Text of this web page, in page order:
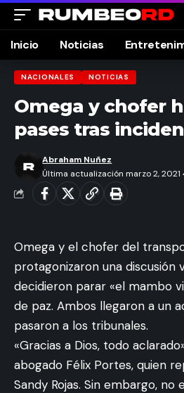
Inicio Noticias
NACIONALES NOTICIAS
Omega y chofer
pases tras
Última actualización marzo 2, 2021
Abraham Nuñez
Omega y el chofer del
protagonizaron una discusión
decidieron parar «el mambo
de paz. Ambos llegaron a un
pasaron a los tribunales.
«Gracias a Dios, todo
abogado Félix Portes, quien
Sandy Rojas. Sin embargo, no